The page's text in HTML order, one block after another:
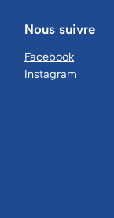
Nous suivre
Facebook
Instagram